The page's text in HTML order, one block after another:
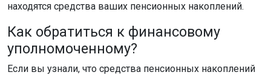
находятся средства ваших пенсионных накоплений.
Как обратиться к финансовому
уполномоченному?
Если вы узнали, что средства пенсионных накоплений